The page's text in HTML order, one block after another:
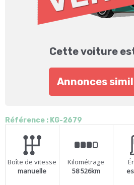
Cette voiture
Annonces
Référence : KG-2679
Boîte de vitesse
manuelle
Kilométrage
58 526km